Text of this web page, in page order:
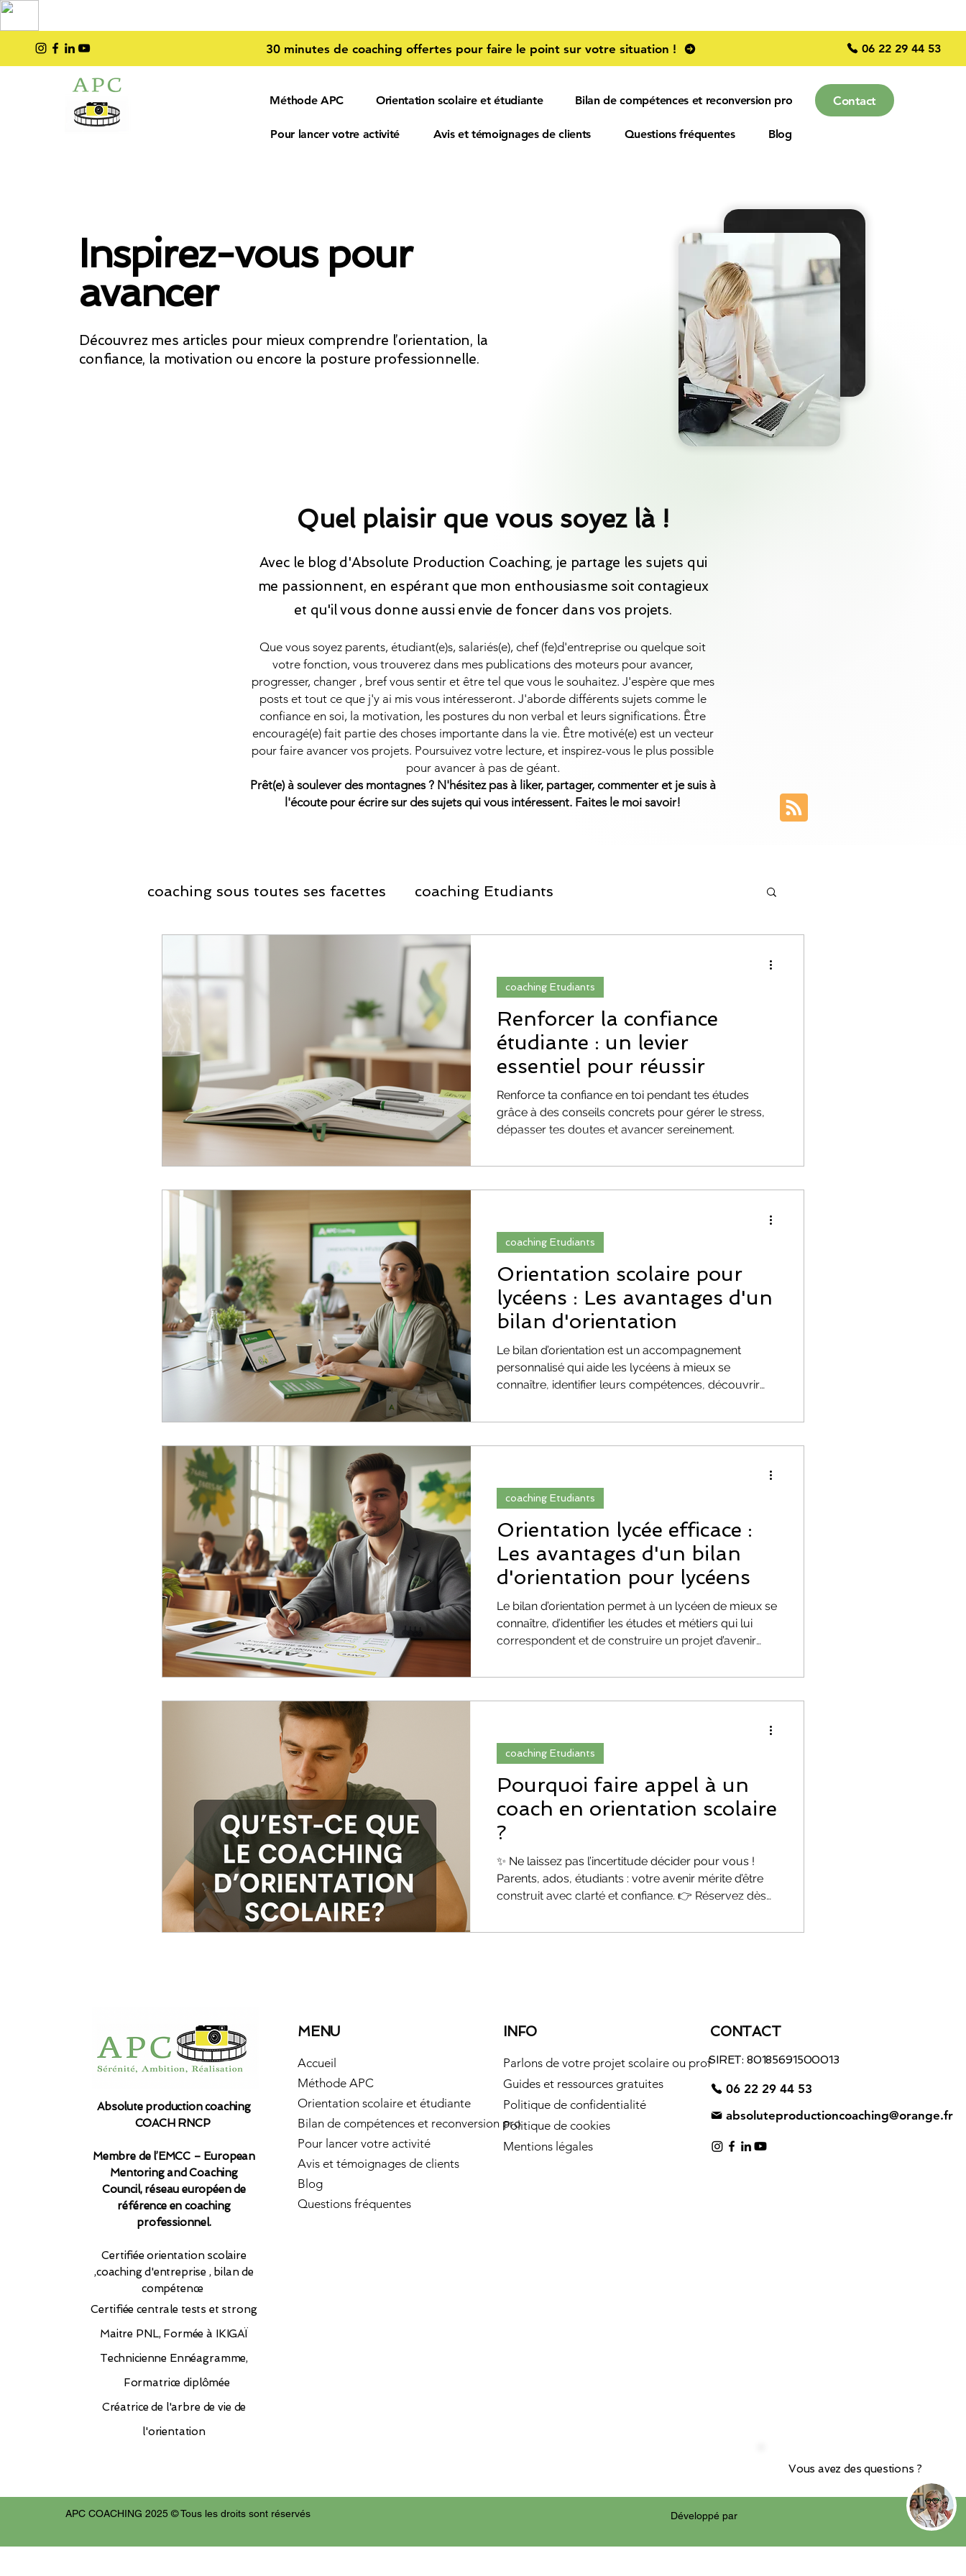
30 minutes de coaching offertes pour faire le point sur votre situation ! 06 22 29 44 53
Méthode APC Orientation scolaire et étudiante Bilan de compétences et reconversion pro
Pour lancer votre activité Avis et témoignages de clients Questions fréquentes Blog
Contact
Inspirez-vous pour
avancer
Découvrez mes articles pour mieux comprendre l’orientation, la
confiance, la motivation ou encore la posture professionnelle.
Quel plaisir que vous soyez là !
Avec le blog d'Absolute Production Coaching, je partage les sujets qui
me passionnent, en espérant que mon enthousiasme soit contagieux
et qu'il vous donne aussi envie de foncer dans vos projets.
Que vous soyez parents, étudiant(e)s, salariés(e), chef (fe)d'entreprise ou quelque soit
votre fonction, vous trouverez dans mes publications des moteurs pour avancer,
progresser, changer , bref vous sentir et être tel que vous le souhaitez. J'espère que mes
posts et tout ce que j'y ai mis vous intéresseront. J'aborde différents sujets comme le
confiance en soi, la motivation, les postures du non verbal et leurs significations. Être
encouragé(e) fait partie des choses importante dans la vie. Être motivé(e) est un vecteur
pour faire avancer vos projets. Poursuivez votre lecture, et inspirez-vous le plus possible
pour avancer à pas de géant.
Prêt(e) à soulever des montagnes ?​ N'hésitez pas à liker, partager, commenter et je suis à
l'écoute pour écrire sur des sujets qui vous intéressent. Faites le moi savoir!
coaching sous toutes ses facettes coaching Etudiants
Coaching Développement Personnel Informations Salariés et entreprise
ORIENTATION SCOLAIRE
communication méthodes de révision parcoursup
orientation professionnelle Évolution & Reconversion Profession
Renforcer la confiance
étudiante : un levier
essentiel pour réussir
Renforce ta confiance en toi pendant tes études
grâce à des conseils concrets pour gérer le stress,
dépasser tes doutes et avancer sereinement.
coaching Etudiants
Orientation scolaire pour
lycéens : Les avantages d'un
bilan d'orientation
Le bilan d’orientation est un accompagnement
personnalisé qui aide les lycéens à mieux se
connaître, identifier leurs compétences, découvrir
cohérent. Il permet de prendre du recul, d’éviter les
plus de sérénité et de motivation. 🎓✨
coaching Etudiants
Orientation lycée efficace :
Les avantages d'un bilan
d'orientation pour lycéens
Le bilan d’orientation permet à un lycéen de mieux se
connaître, d’identifier les études et métiers qui lui
correspondent et de construire un projet d’avenir
gagne en confiance, fait des choix éclairés et évite
coaching Etudiants
Pourquoi faire appel à un
coach en orientation scolaire
?
✨ Ne laissez pas l’incertitude décider pour vous !
Parents, ados, étudiants : votre avenir mérite d’être
construit avec clarté et confiance. 👉 Réservez dès
comment un coaching en orientation scolaire peut
coaching Etudiants
Vous avez des questions ?
Absolute production coaching
COACH RNCP
Membre de l’EMCC – European
Mentoring and Coaching
Council, réseau européen de
référence en coaching
professionnel.​
Certifiée orientation scolaire
,coaching d'entreprise , bilan de
compétence
Certifiée centrale tests et strong
Maitre PNL, Formée à IKIGAÏ
Technicienne Ennéagramme,
Formatrice diplômée
Créatrice de l'arbre de vie de
l'orientation
MENU
Accueil
Méthode APC
Orientation scolaire et étudiante
Bilan de compétences et reconversion pro
Pour lancer votre activité
Avis et témoignages de clients
Blog
Questions fréquentes
INFO
Parlons de votre projet scolaire ou prof
Guides et ressources gratuites
Politique de confidentialité
Politique de cookies
Mentions légales
CONTACT
SIRET: 80185691500013
06 22 29 44 53
absoluteproductioncoaching@orange.fr
APC COACHING 2025 © Tous les droits sont réservés Développé par